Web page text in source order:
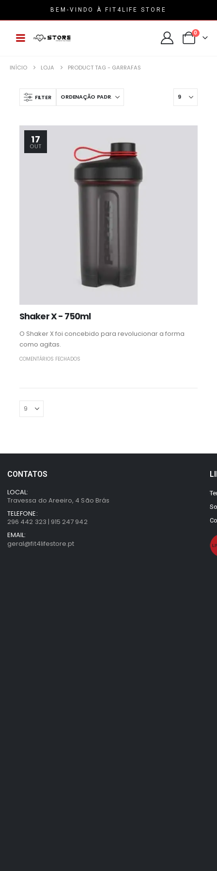
BEM-VINDO À FIT4LIFE STORE
0
INÍCIO LOJA PRODUCT TAG - GARRAFAS
FILTER
17
OUT
Shaker X - 750ml
O Shaker X foi concebido para revolucionar a forma
como agitas.
COMENTÁRIOS FECHADOS
CONTATOS
LOCAL:
Travessa do Areeiro, 4 São Brás
TELEFONE:
296 442 323 | 915 247 942
EMAIL:
geral@fit4lifestore.pt